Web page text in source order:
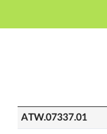
ATW.07337.01
ATW.07337.01